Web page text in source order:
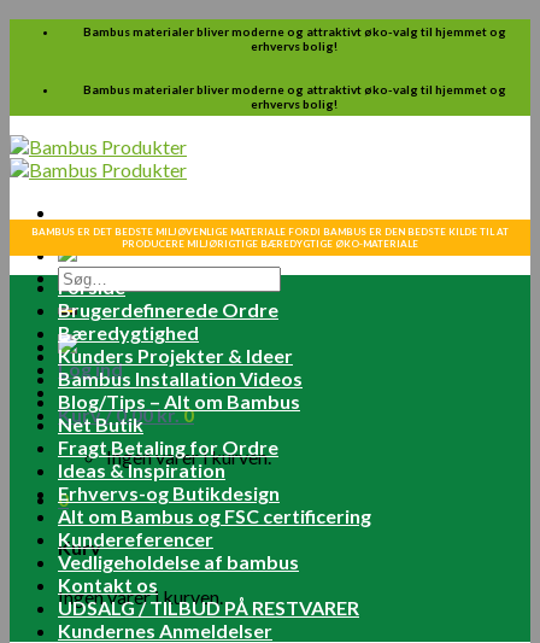
Skip
Bambus materialer bliver moderne og attraktivt øko-valg til hjemmet og
erhvervs bolig!
Bambus materialer bliver moderne og attraktivt øko-valg til hjemmet og
erhvervs bolig!
Søg
efter:
Log ind
Kurv /0.00kr.0
Ingen varer i kurven.
0
Kurv
Ingen varer i kurven.
BAMBUS ER DET BEDSTE MILJØVENLIGE MATERIALE FORDI BAMBUS ER DEN BEDSTE KILDE TIL AT
PRODUCERE MILJØRIGTIGE BÆREDYGTIGE ØKO-MATERIALE
Forside
Brugerdefinerede Ordre
Bæredygtighed
Kunders Projekter & Ideer
Bambus Installation Videos
Blog/Tips – Alt om Bambus
Net Butik
Fragt Betaling for Ordre
Ideas & Inspiration
Erhvervs-og Butikdesign
Alt om Bambus og FSC certificering
Kundereferencer
Vedligeholdelse af bambus
Kontakt os
UDSALG / TILBUD PÅ RESTVARER
Kundernes Anmeldelser